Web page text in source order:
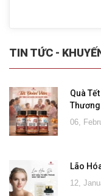
TIN TỨC -
Quà
06,
Lão
12,